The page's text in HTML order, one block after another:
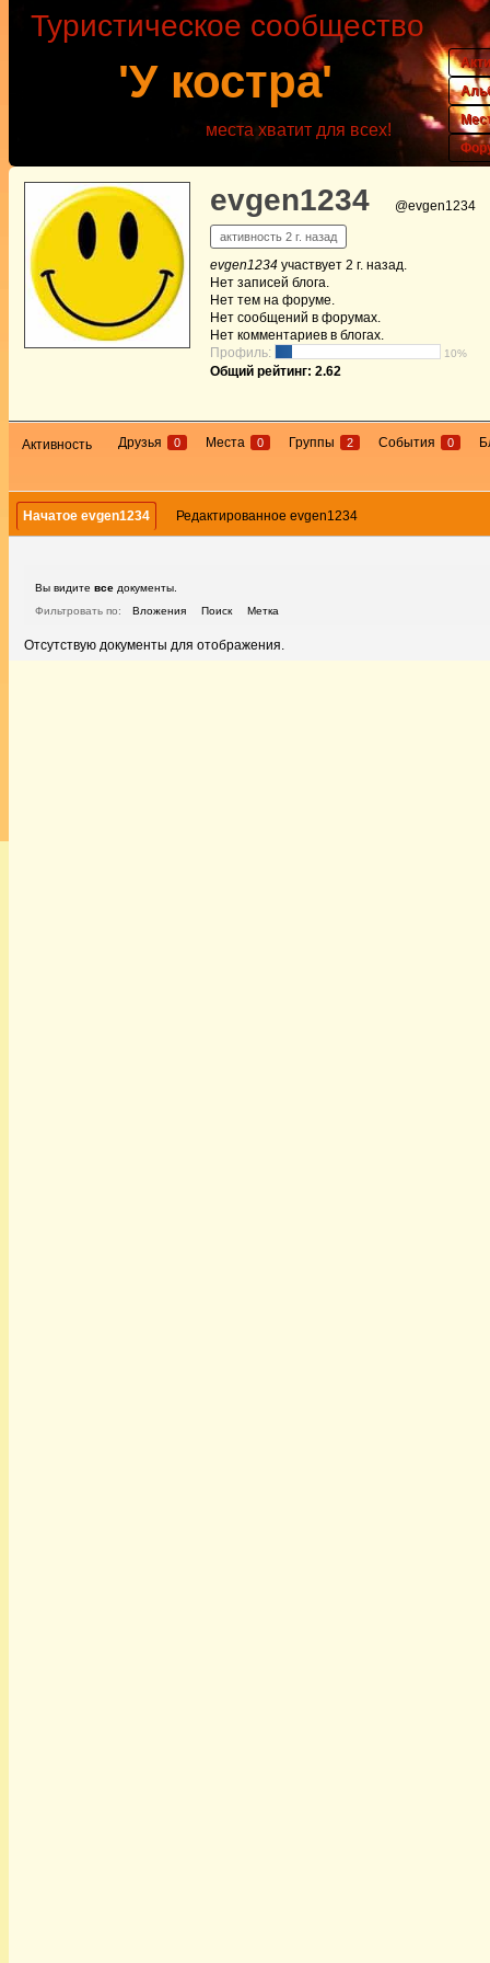
'У костра'
Туристическое сообщество
места хватит для всех!
evgen1234 @evgen1234
активность 2 г. назад
evgen1234 участвует 2 г. назад.
Нет записей блога.
Нет тем на форуме.
Нет сообщений в форумах.
Нет комментариев в блогах.
Профиль:
10%
Общий рейтинг: 2.62
Активность Друзья 0 Места 0 Группы 2 События 0
Начатое evgen1234 Редактированное evgen1234
Вы видите все документы.
Фильтровать по:
Вложения Поиск Метка
Отсутствую документы для отображения.